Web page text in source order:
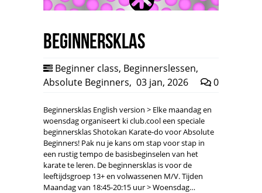
Beginnersklas
Beginner class, Beginnerslessen,
Absolute Beginners, 03 jan, 2026 0
Beginnersklas English version > Elke maandag en
woensdag organiseert ki club.cool een speciale
beginnersklas Shotokan Karate-do voor Absolute
Beginners! Pak nu je kans om stap voor stap in
een rustig tempo de basisbeginselen van het
karate te leren. De beginnersklas is voor de
leeftijdsgroep 13+ en volwassenen M/V. Tijden
Maandag van 18:45-20:15 uur > Woensdag…